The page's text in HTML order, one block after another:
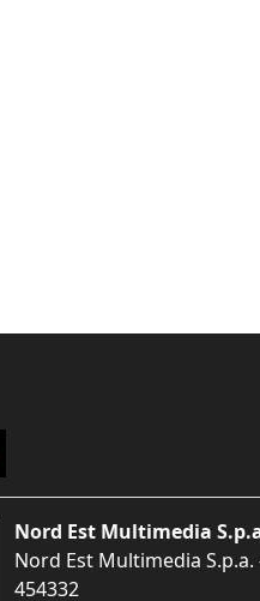
Nord Est Multimedia
Nord Est Multimedia S.p.a.
454332